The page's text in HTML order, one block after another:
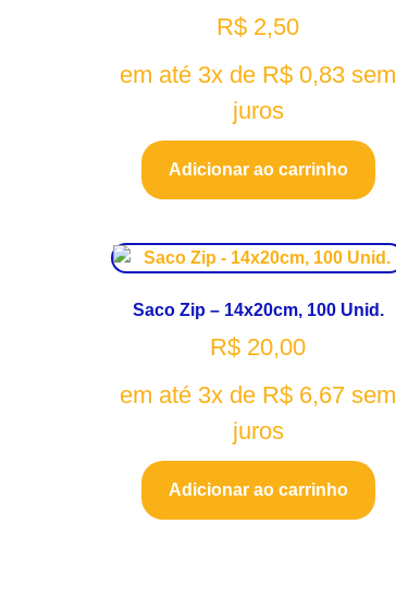
R$ 2,50
em até 3x de R$ 0,83 sem
juros
Adicionar ao carrinho
Saco Zip – 14x20cm, 100 Unid.
R$ 20,00
em até 3x de R$ 6,67 sem
juros
Adicionar ao carrinho